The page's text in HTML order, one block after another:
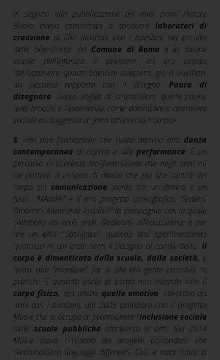
In seguito alla pubblicazione dei miei primi Picture
Books avevo cominciato a condurre laboratori di
creazione di libri illustrati con i bambini nel circuito
delle biblioteche del Comune di Roma e in alcune
scuole dell’infanzia e primarie, ed ero colpito
dall’osservare quanti bambini avessero, già a quell’età,
un pessimo rapporto con il disegno. Paura di
disegnare. Avevo voglia di smantellare quelle paure,
quei blocchi e l’esperienza come danzatore e operatore
sociale mi suggeriva di farlo attraverso il corpo».
S: «Ho una formazione che ruota attorno alla danza
contemporanea di ricerca e alla performance. È un
percorso in continua trasformazione che negli anni mi
ha portato a un’idea di danza che più che abilità del
corpo sia comunicazione, ponte tra un dentro e un
fuori. “MAddAI” è il mio progetto coreografico, “Sistemi
Dinamici Altamente Instabili” la compagnia con la quale
collaboro da venti anni. Dedicarsi all’educazione è per
me un atto “obbligato”: quando stai sperimentando
qualcosa in cui credi senti il bisogno di condividerlo. Il
corpo è dimenticato dalla scuola, dalla società, è
quasi una “missione” far sì che più gente possibile lo
pratichi. E quando parlo di corpo non intendo solo il
corpo fisico, ma anche quello emotivo. Lavoravo da
anni con i bambini, dal 2005 collaboro con il progetto
Mus-e che si occupa di promuovere l’inclusione sociale
nellescuole pubbliche attraverso le arti. Nel 2014
Mus-e stava cercando dei progetti co-condotti che
combinassero linguaggi differenti. Così è nata l’idea di